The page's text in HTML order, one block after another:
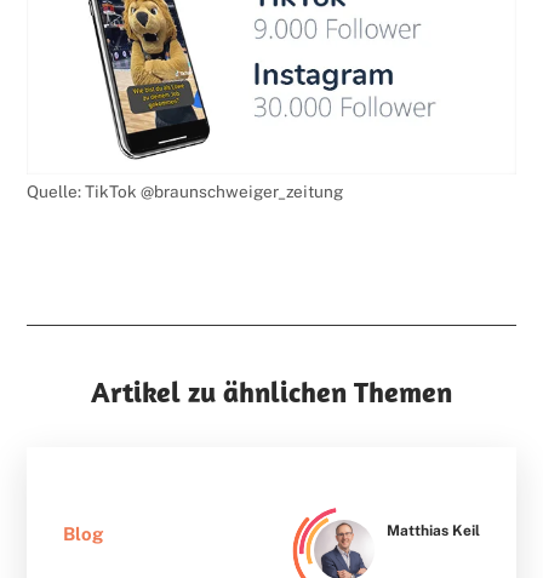
Quelle: TikTok @braunschweiger_zeitung
Artikel zu ähnlichen Themen
Blog Matthias Keil